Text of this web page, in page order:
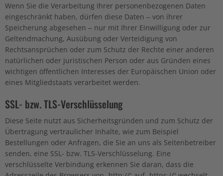
Wenn Sie die Verarbeitung Ihrer personenbezogenen Daten
eingeschränkt haben, dürfen diese Daten – von ihrer
Speicherung abgesehen – nur mit Ihrer Einwilligung oder zur
Geltendmachung, Ausübung oder Verteidigung von
Rechtsansprüchen oder zum Schutz der Rechte einer anderen
natürlichen oder juristischen Person oder aus Gründen eines
wichtigen öffentlichen Interesses der Europäischen Union oder
eines Mitgliedstaats verarbeitet werden.
SSL- bzw. TLS-Verschlüsselung
Diese Seite nutzt aus Sicherheitsgründen und zum Schutz der
Übertragung vertraulicher Inhalte, wie zum Beispiel
Bestellungen oder Anfragen, die Sie an uns als Seitenbetreiber
senden, eine SSL- bzw. TLS-Verschlüsselung. Eine
verschlüsselte Verbindung erkennen Sie daran, dass die